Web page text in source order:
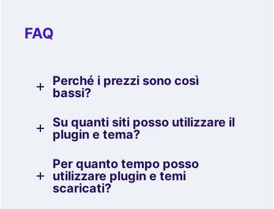
FAQ
Perché i prezzi sono così
bassi?
Su quanti siti posso utilizzare il
plugin e tema?
Per quanto tempo posso
utilizzare plugin e temi
scaricati?